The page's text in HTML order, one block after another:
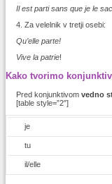
Il est parti sans que je le
4. Za velelnik v tretji osebi:
Qu’elle parte!
Vive la patrie!
Kako tvorimo
Pred konjunktivom vedno
[table style=”2″]
je
tu
il/elle